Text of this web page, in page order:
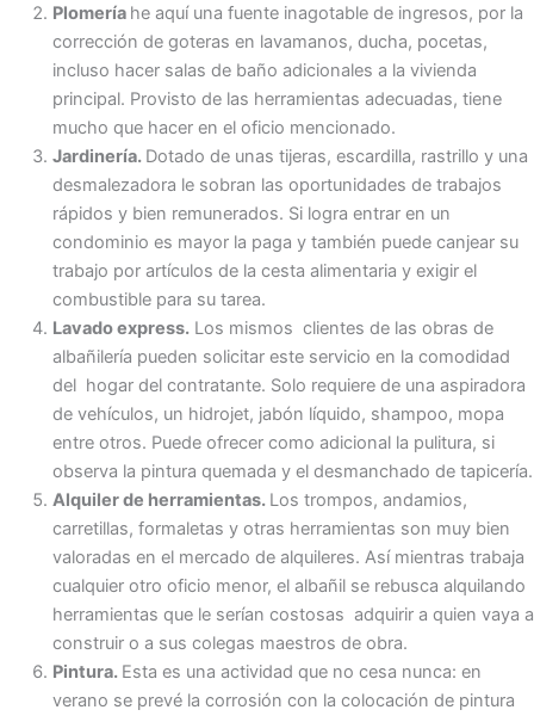
Plomería he aquí una fuente inagotable de ingresos, por la
corrección de goteras en lavamanos, ducha, pocetas,
incluso hacer salas de baño adicionales a la vivienda
principal. Provisto de las herramientas adecuadas, tiene
mucho que hacer en el oficio mencionado.
Jardinería. Dotado de unas tijeras, escardilla, rastrillo y una
desmalezadora le sobran las oportunidades de trabajos
rápidos y bien remunerados. Si logra entrar en un
condominio es mayor la paga y también puede canjear su
trabajo por artículos de la cesta alimentaria y exigir el
combustible para su tarea.
Lavado express.Los mismos clientes de las obras de
albañilería pueden solicitar este servicio en la comodidad
del hogar del contratante. Solo requiere de una aspiradora
de vehículos, un hidrojet, jabón líquido, shampoo, mopa
entre otros. Puede ofrecer como adicional la pulitura, si
observa la pintura quemada y el desmanchado de tapicería.
Alquiler de herramientas. Los trompos, andamios,
carretillas, formaletas y otras herramientas son muy bien
valoradas en el mercado de alquileres. Así mientras trabaja
cualquier otro oficio menor, el albañil se rebusca alquilando
herramientas que le serían costosas adquirir a quien vaya a
construir o a sus colegas maestros de obra.
Pintura. Esta es una actividad que no cesa nunca: en
verano se prevé la corrosión con la colocación de pintura